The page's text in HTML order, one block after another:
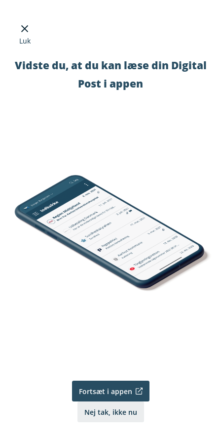
Luk
Vidste du, at du kan læse din Digital
Post i appen
Fortsæt i appen
Nej tak, ikke nu